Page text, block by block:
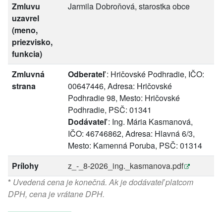
Zmluvu
uzavrel
(meno,
priezvisko,
funkcia)
Jarmila Dobroňová, starostka obce
Zmluvná
strana
Odberateľ: Hričovské Podhradie, IČO:
00647446, Adresa: Hričovské
Podhradie 98, Mesto: Hričovské
Podhradie, PSČ: 01341
Dodávateľ: Ing. Mária Kasmanová,
IČO: 46746862, Adresa: Hlavná 6/3,
Mesto: Kamenná Poruba, PSČ: 01314
Prílohy
z_-_8-2026_ing._kasmanova.pdf
* Uvedená cena je konečná. Ak je dodávateľ platcom
DPH, cena je vrátane DPH.